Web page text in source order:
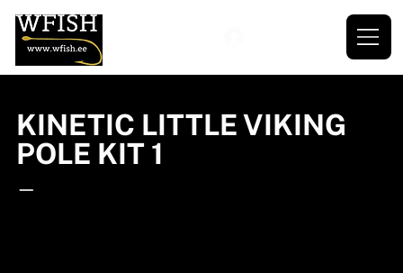
KINETIC LITTLE VIKING
POLE KIT 1
—